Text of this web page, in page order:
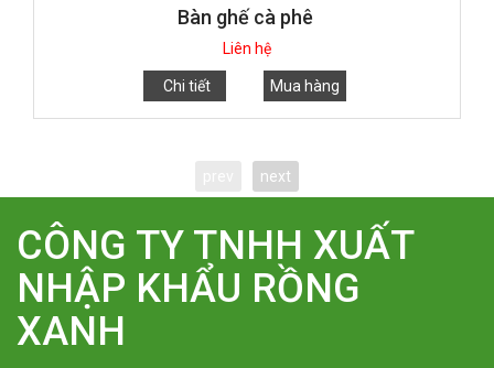
Bàn ghế cà phê
Liên hệ
Chi tiết Mua hàng
next
CÔNG TY TNHH XUẤT
NHẬP KHẨU RỒNG
XANH